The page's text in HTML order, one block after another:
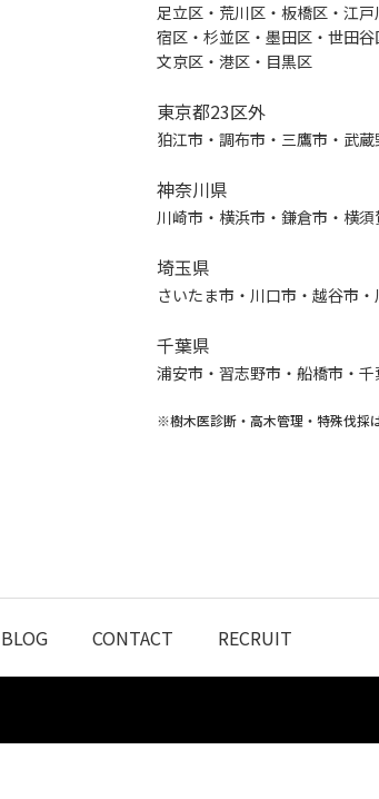
足立区・荒川区・板橋区・江
宿区・杉並区・墨田区・世田
文京区・港区・目黒区
東京都23区外
狛江市・調布市・三鷹市・武
神奈川県
川崎市・横浜市・鎌倉市・横
埼玉県
さいたま市・川口市・越谷市
千葉県
浦安市・習志野市・船橋市・
※樹木医診断・高木管理・特殊伐採
BLOG CONTACT RECRUIT